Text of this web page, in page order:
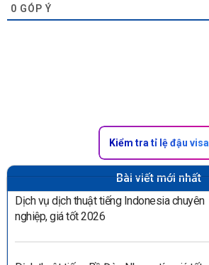
0 GÓP Ý
Kiểm tra tỉ lệ đậu visa
Bài viết mới nhất
Dịch vụ dịch thuật tiếng Indonesia chuyên
nghiệp, giá tốt 2026